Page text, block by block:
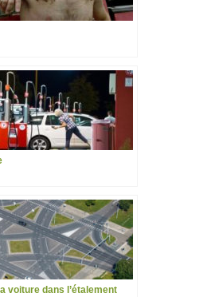
voiture dans l’étalement